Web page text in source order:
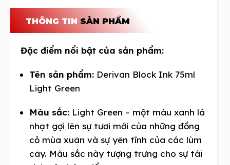
THÔNG TIN SẢN PHẨM
Đặc điểm nổi bật của sản phẩm:
Tên sản phẩm: Derivan Block Ink 75ml
Light Green
Màu sắc: Light Green – một màu xanh lá
nhạt gợi lên sự tươi mới của những đồng
cỏ mùa xuân và sự yên tĩnh của các lùm
cây. Màu sắc này tượng trưng cho sự tái